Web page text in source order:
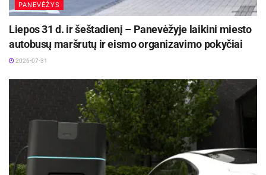
PANEVĖŽYS
Liepos 31 d. ir šeštadienį – Panevėžyje laikini miesto
autobusų maršrutų ir eismo organizavimo pokyčiai
2026-07-31